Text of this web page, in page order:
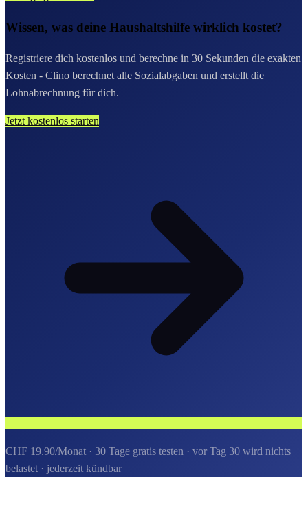
Wissen, was deine Haushaltshilfe wirklich kostet?
Registriere dich kostenlos und berechne in 30 Sekunden die exakten
Kosten - Clino berechnet alle Sozialabgaben und erstellt die
Lohnabrechnung für dich.
Jetzt kostenlos starten
CHF 19.90/Monat · 30 Tage gratis testen · vor Tag 30 wird nichts
belastet · jederzeit kündbar